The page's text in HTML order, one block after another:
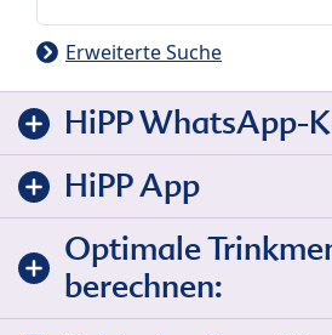
Erweiterte Suche
HiPP WhatsApp-
HiPP App
Optimale
berechnen: